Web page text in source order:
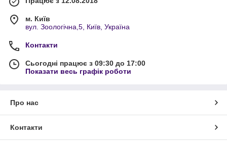
м. Київ
вул. Зоологічна,5, Київ, Україна
Контакти
Сьогодні працює з 09:30 до 17:00
Показати весь графік роботи
Про нас
Контакти